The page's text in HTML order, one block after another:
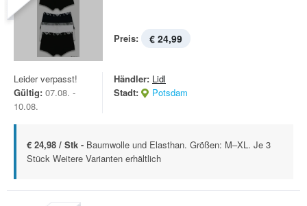
Preis: € 24,99
Leider verpasst!
Gültig: 07.08. -
10.08.
Händler: Lidl
Stadt:
Potsdam
€ 24,98 / Stk - Baumwolle und Elasthan. Größen: M–XL. Je 3
Stück Weitere Varianten erhältlich